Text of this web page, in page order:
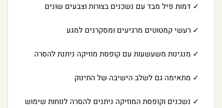
✓ דמות פיל מבד עם נשכנים בצורות וצבעים שונים
✓ רעשי קמטוטים מרגיעים ומסקרנים למגע
✓ מנגינות משעשעות עם קופסת מוזיקה ניתנת להסרה
✓ מתאימה גם לשלב הישיבה של התינוק
✓ נשכנים וקופסת המוזיקה ניתנים להסרה לנוחות שימוש